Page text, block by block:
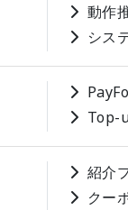
動作
シス
Top-
紹介
クー